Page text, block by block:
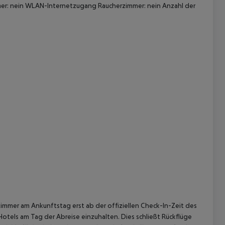
nein WLAN-Internetzugang Raucherzimmer: nein Anzahl der
am Ankunftstag erst ab der offiziellen Check-In-Zeit des
am Tag der Abreise einzuhalten. Dies schließt Rückflüge